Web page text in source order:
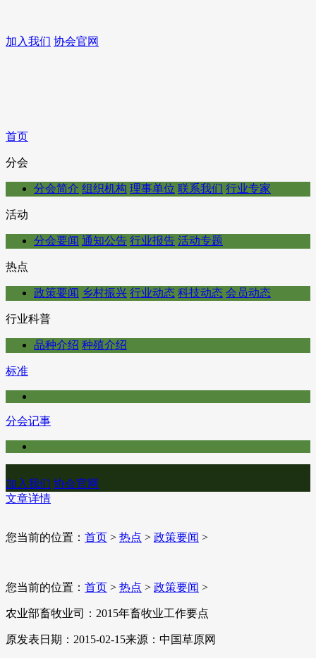
加入我们 协会官网
首页
分会
分会简介 组织机构 理事单位 联系我们 行业专家
活动
分会要闻 通知公告 行业报告 活动专题
热点
政策要闻 乡村振兴 行业动态 科技动态 会员动态
行业科普
品种介绍 种殖介绍
标准
分会记事
加入我们 协会官网
文章详情
您当前的位置： 首页 > 热点 > 政策要闻 >
您当前的位置： 首页 > 热点 > 政策要闻 >
农业部畜牧业司：2015年畜牧业工作要点
原发表日期：2015-02-15来源：中国草原网